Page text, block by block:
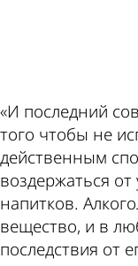
«И последний
того чтобы не
действенным
воздержаться
напитков.
вещество, и в
последствия от